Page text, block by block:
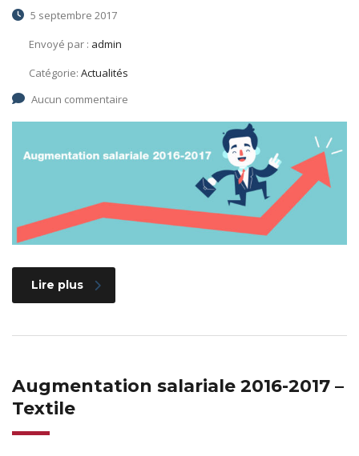
5 septembre 2017
Envoyé par : admin
Catégorie: Actualités
Aucun commentaire
Lire plus
Augmentation salariale 2016-2017 –
Textile